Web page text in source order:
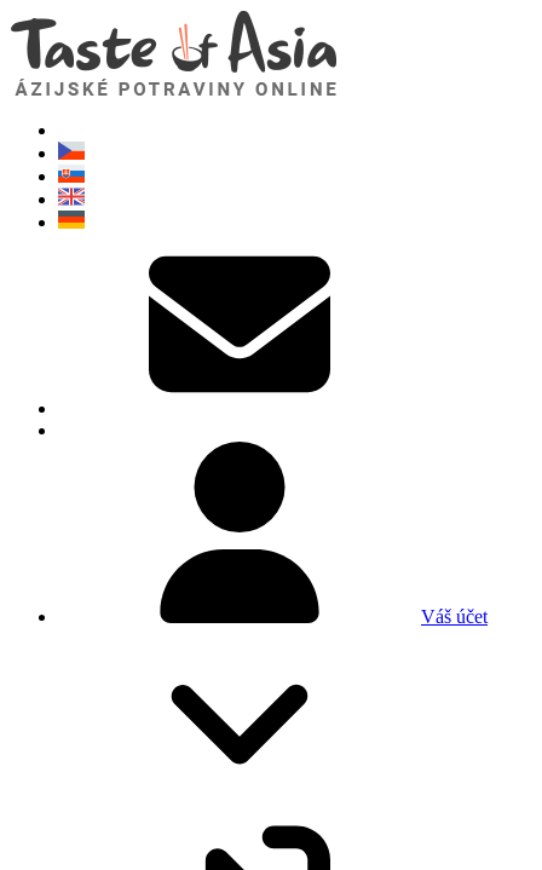
Váš účet
TasteOfAsia.sk
Neváhajte sa opýtať. Som tu pre vás!